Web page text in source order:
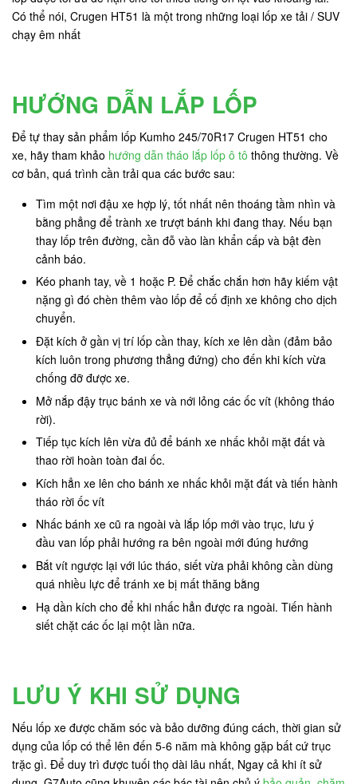
Có thể nói, Crugen HT51 là một trong những loại lốp xe tải / SUV
chạy êm nhất
HƯỚNG DẪN LẮP LỐP
Để tự thay sản phẩm lốp Kumho 245/70R17 Crugen HT51 cho
xe, hãy tham khảo hướng dẫn tháo lắp lốp ô tô thông thường. Về
cơ bản, quá trình cần trải qua các bước sau:
Tìm một nơi đậu xe hợp lý, tốt nhất nên thoáng tầm nhìn và
bằng phẳng để trành xe trượt bánh khi đang thay. Nếu bạn
thay lốp trên đường, cần đỗ vào làn khẩn cấp và bật đèn
cảnh báo.
Kéo phanh tay, về 1 hoặc P. Để chắc chắn hơn hãy kiếm vật
nặng gì đó chèn thêm vào lốp để cố định xe không cho dịch
chuyển.
Đặt kích ở gần vị trí lốp cần thay, kích xe lên dần (đảm bảo
kích luôn trong phương thẳng đứng) cho đến khi kích vừa
chống đỡ được xe.
Mở nắp đậy trục bánh xe và nới lỏng các ốc vít (không tháo
rời).
Tiếp tục kích lên vừa đủ để bánh xe nhấc khỏi mặt đất và
thao rời hoàn toàn đai ốc.
Kích hẳn xe lên cho bánh xe nhấc khỏi mặt đất và tiến hành
tháo rời ốc vít
Nhấc bánh xe cũ ra ngoài và lắp lốp mới vào trục, lưu ý
đầu van lốp phải hướng ra bên ngoài mới đúng hướng
Bắt vít ngược lại với lúc tháo, siết vừa phải không cần dùng
quá nhiều lực để tránh xe bị mất thăng bằng
Hạ dần kích cho để khi nhấc hẳn được ra ngoài. Tiến hành
siết chặt các ốc lại một lần nữa.
LƯU Ý KHI SỬ DỤNG
Nếu lốp xe được chăm sóc và bảo dưỡng đúng cách, thời gian sử
dụng của lốp có thể lên đến 5-6 năm mà không gặp bất cứ trục
trặc gì. Để duy trì được tuối thọ dài lâu nhất, Ngay cả khi ít sử